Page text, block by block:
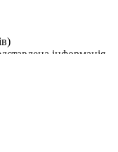
інформація,